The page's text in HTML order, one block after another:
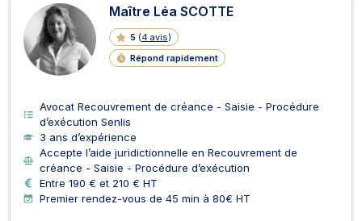
Maître Léa SCOTTE
5 (4 avis)
Répond rapidement
Avocat Recouvrement de créance - Saisie - Procédure
d’exécution Senlis
3 ans d’expérience
Accepte l’aide juridictionnelle en Recouvrement de
créance - Saisie - Procédure d’exécution
Entre 190 € et 210 € HT
Premier rendez-vous de 45 min à 80€ HT